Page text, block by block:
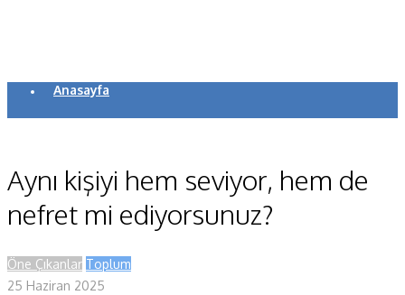
Anasayfa
Makaleler
Yaşam Bilimleri
Aynı kişiyi hem seviyor, hem de
nefret mi ediyorsunuz?
Öne Çıkanlar Toplum
25 Haziran 2025